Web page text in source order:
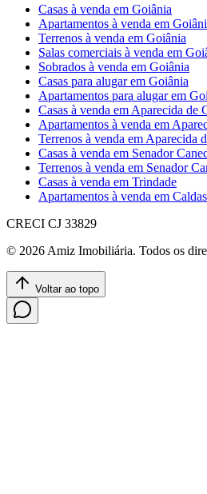
Casas à venda em Goiânia
Apartamentos à venda em
Terrenos à venda em Goiânia
Salas comerciais à venda em
Sobrados à venda em Goiânia
Casas para alugar em Goiânia
Apartamentos para alugar em
Casas à venda em Aparecida de
Apartamentos à venda em
Terrenos à venda em Aparecida
Casas à venda em Senador
Terrenos à venda em Senador
Casas à venda em Trindade
Apartamentos à venda em
CRECI CJ 33829
© 2026Amiz Imobiliária. Todos os
Voltar ao topo